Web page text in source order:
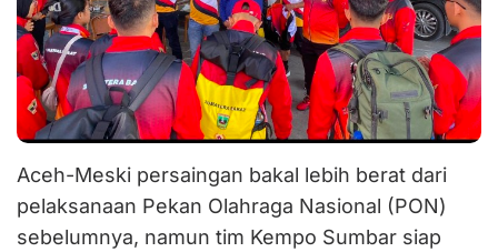
Aceh-Meski persaingan bakal lebih berat dari
pelaksanaan Pekan Olahraga Nasional (PON)
sebelumnya, namun tim Kempo Sumbar siap